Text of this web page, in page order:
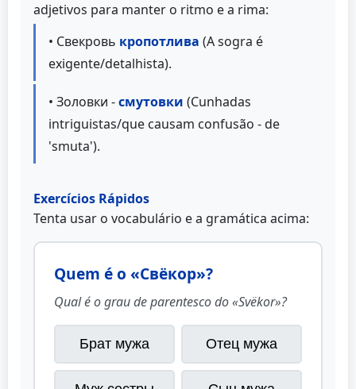
adjetivos para manter o ritmo e a rima:
• Свекровь кропотлива (A sogra é
exigente/detalhista).
• Золовки -смутовки (Cunhadas
intriguistas/que causam confusão - de
'smuta').
Exercícios Rápidos
Tenta usar o vocabulário e a gramática acima:
Quem é o «Свёкор»?
Qual é o grau de parentesco do «Svёkor»?
Брат мужа Отец мужа